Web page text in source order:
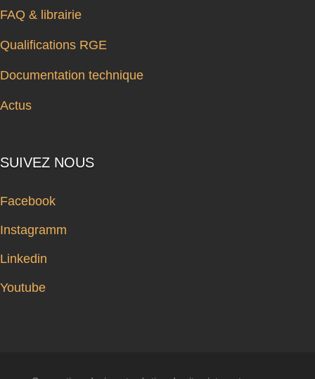
FAQ & librairie
Qualifications RGE
Documentation technique
Actus
SUIVEZ NOUS
Facebook
Instagramm
Linkedin
Youtube